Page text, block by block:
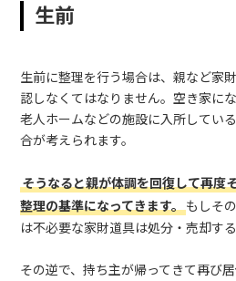
生前
生前に整理を行う場合は、親など家
認しなくてはなりません。空き家に
老人ホームなどの施設に入所してい
合が考えられます。
そうなると親が体調を回復して再度
整理の基準になってきます。もしそ
は不必要な家財道具は処分・売却する
その逆で、持ち主が帰ってきて再び